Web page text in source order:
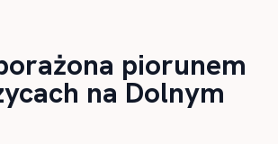
piorunem
na Dolnym